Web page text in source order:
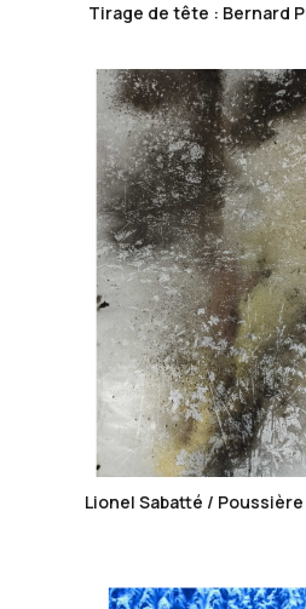
Tirage de tête : Bernard
favorite_border
Lionel Sabatté /